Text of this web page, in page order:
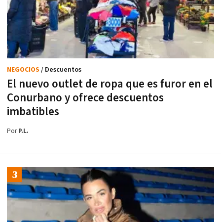
El nuevo outlet de ropa que es furor en el
Conurbano y ofrece descuentos
imbatibles
NEGOCIOS / Descuentos
PorP.L.